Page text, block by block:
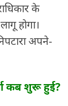
के
होगा।
अपने-
कब शुरू हुई?